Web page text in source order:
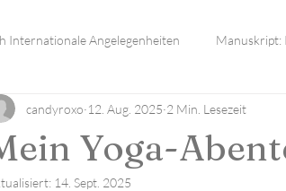
Internationale Angelegenheiten Manuskript:
Eventmanagement
Yoga-
candyroxo 12. Aug. 2025 2 Min. Lesezeit
14. Sept. 2025